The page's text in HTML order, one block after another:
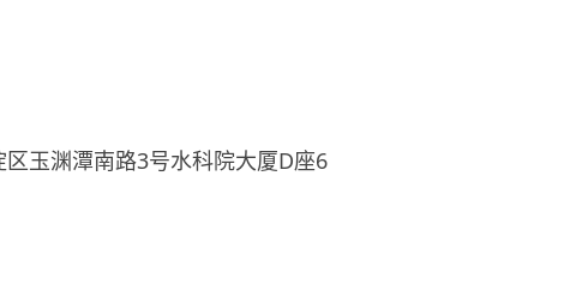
玉渊潭南路3号水科院大厦D座6